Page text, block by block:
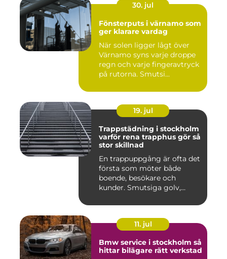
30. jul
Fönsterputs i värnamo som
ger klarare vardag
När solen ligger lågt över
Värnamo syns varje droppe
regn och varje fingeravtryck
på rutorna. Smutsi...
19. jul
Trappstädning i stockholm
varför rena trapphus gör så
stor skillnad
En trappuppgång är ofta det
första som möter både
boende, besökare och
kunder. Smutsiga golv,
11. jul
Bmw service i stockholm så
hittar bilägare rätt verkstad